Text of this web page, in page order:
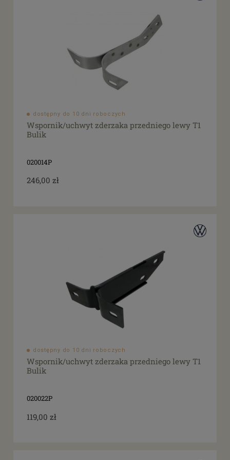
dostępny do 10 dni roboczych
Wspornik/uchwyt zderzaka przedniego lewy T1
Bulik
020014P
246,00 zł
dostępny do 10 dni roboczych
Wspornik/uchwyt zderzaka przedniego lewy T1
Bulik
020022P
119,00 zł